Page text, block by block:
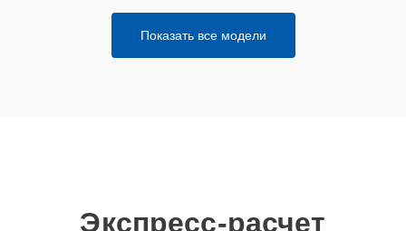
Показать все модели
Экспресс-расчет